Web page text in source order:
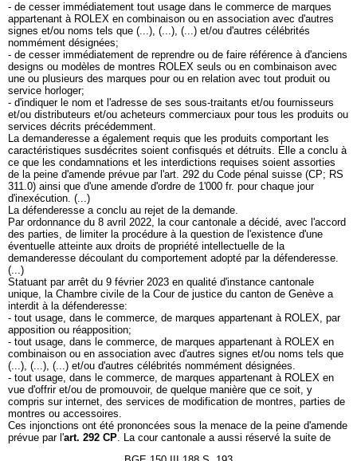
- de cesser immédiatement tout usage dans le commerce de marques
appartenant à ROLEX en combinaison ou en association avec d'autres
signes et/ou noms tels que (...), (...), (...) et/ou d'autres célébrités
nommément désignées;
- de cesser immédiatement de reprendre ou de faire référence à d'anciens
designs ou modèles de montres ROLEX seuls ou en combinaison avec
une ou plusieurs des marques pour ou en relation avec tout produit ou
service horloger;
- d'indiquer le nom et l'adresse de ses sous-traitants et/ou fournisseurs
et/ou distributeurs et/ou acheteurs commerciaux pour tous les produits ou
services décrits précédemment.
La demanderesse a également requis que les produits comportant les
caractéristiques susdécrites soient confisqués et détruits. Elle a conclu à
ce que les condamnations et les interdictions requises soient assorties
de la peine d'amende prévue par l'art. 292 du Code pénal suisse (CP; RS
311.0) ainsi que d'une amende d'ordre de 1'000 fr. pour chaque jour
d'inexécution. (...)
La défenderesse a conclu au rejet de la demande.
Par ordonnance du 8 avril 2022, la cour cantonale a décidé, avec l'accord
des parties, de limiter la procédure à la question de l'existence d'une
éventuelle atteinte aux droits de propriété intellectuelle de la
demanderesse découlant du comportement adopté par la défenderesse.
(...)
Statuant par arrêt du 9 février 2023 en qualité d'instance cantonale
unique, la Chambre civile de la Cour de justice du canton de Genève a
interdit à la défenderesse:
- tout usage, dans le commerce, de marques appartenant à ROLEX, par
apposition ou réapposition;
- tout usage, dans le commerce, de marques appartenant à ROLEX en
combinaison ou en association avec d'autres signes et/ou noms tels que
(...), (...), (...) et/ou d'autres célébrités nommément désignées.
- tout usage, dans le commerce, de marques appartenant à ROLEX en
vue d'offrir et/ou de promouvoir, de quelque manière que ce soit, y
compris sur internet, des services de modification de montres, parties de
montres ou accessoires.
Ces injonctions ont été prononcées sous la menace de la peine d'amende
prévue par l'art. 292 CP. La cour cantonale a aussi réservé la suite de